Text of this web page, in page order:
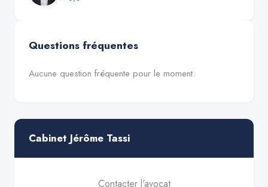
Questions fréquentes
Aucune question fréquente pour le moment.
Cabinet Jérôme Tassi
Contacter l'avocat